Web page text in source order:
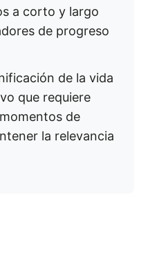
a corto y largo
de progreso
de la vida
que requiere
de
la relevancia